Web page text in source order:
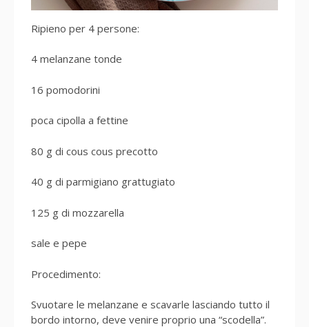
Ripieno per 4 persone:
4 melanzane tonde
16 pomodorini
poca cipolla a fettine
80 g di cous cous precotto
40 g di parmigiano grattugiato
125 g di mozzarella
sale e pepe
Procedimento:
Svuotare le melanzane e scavarle lasciando tutto il
bordo intorno, deve venire proprio una “scodella”.